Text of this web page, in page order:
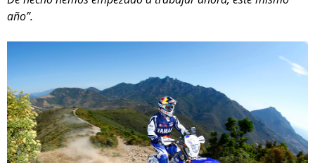
año”.